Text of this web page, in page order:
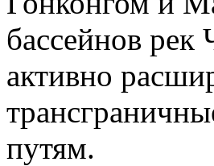
бассейнов
активно
путям.